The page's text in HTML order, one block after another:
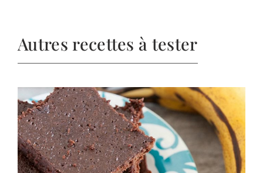
Autres recettes à tester